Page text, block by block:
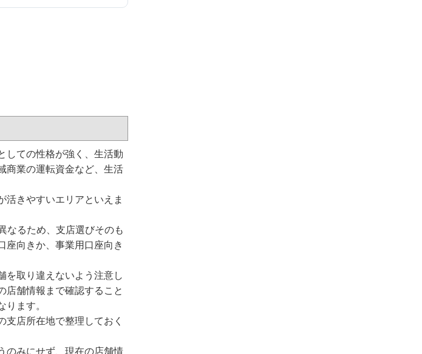
しての性格が強く、生活動
商業の運転資金など、生活
活きやすいエリアといえま
なるため、支店選びそのも
座向きか、事業用口座向き
を取り違えないよう注意し
店舗情報まで確認すること
ます。
店所在地で整理しておく
のみにせず、現在の店舗情